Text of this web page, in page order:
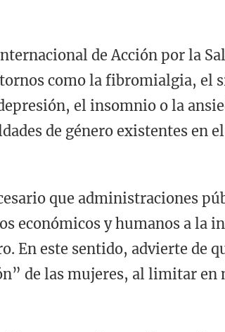
de Acción por la
como la fibromialgia, el
el insomnio o la
de género existentes en
que administraciones
económicos y humanos a la
En este sentido, advierte de
de las mujeres, al limitar en